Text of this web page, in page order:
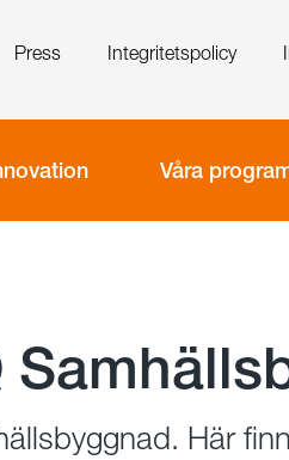
Press Integritetspolicy
Våra
Här